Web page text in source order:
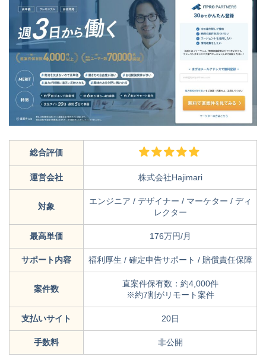
総合評価
運営会社 株式会社Hajimari
対象
エンジニア / デザイナー / マーケター / ディ
レクター
最高単価 176万円/月
サポート内容 福利厚生 / 確定申告サポート / 賠償責任保障
案件数
直案件保有数：約4,000件
※約7割がリモート案件
支払いサイト 20日
手数料 非公開